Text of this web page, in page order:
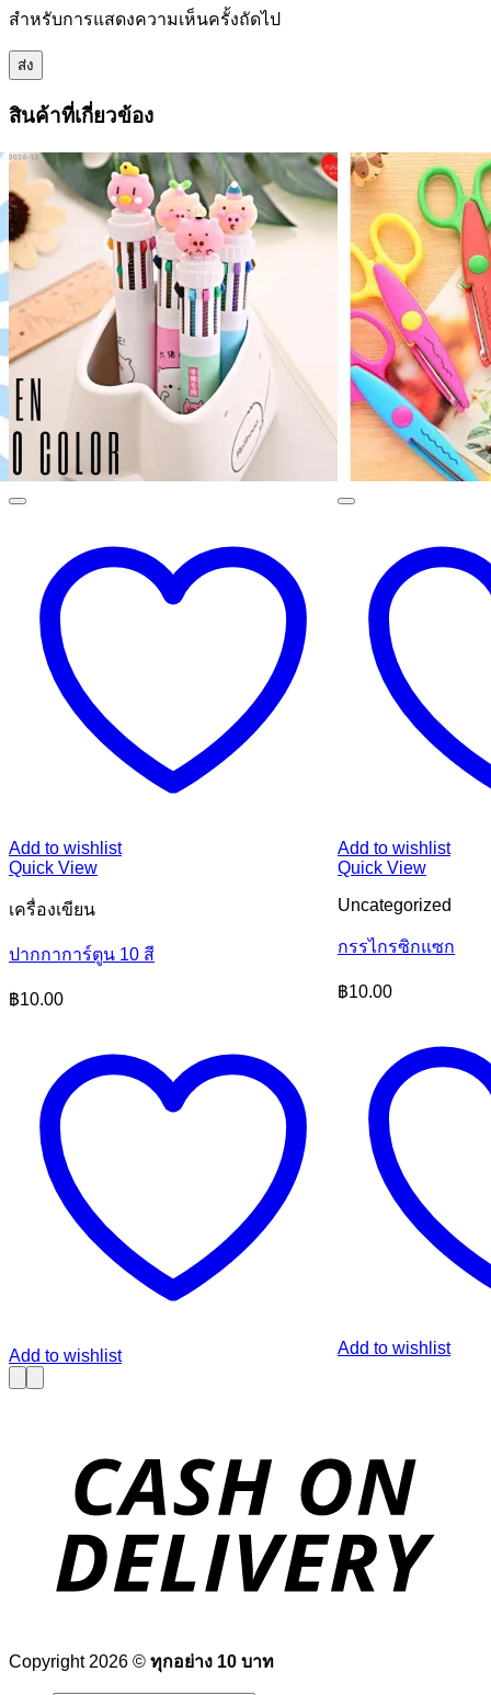
สำหรับการแสดงความเห็นครั้งถัดไป
สินค้าที่เกี่ยวข้อง
Add to wishlist
Quick View
เครื่องเขียน
ปากกาการ์ตูน 10 สี
฿10.00
Add to wishlist
Add to wishlist
Quick View
Uncategorized
กรรไกรซิกแซก
฿10.00
Add to wishlist
Copyright 2026 © ทุกอย่าง 10 บาท